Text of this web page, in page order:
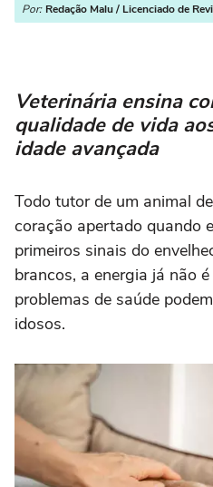
Por: Redação Malu / Licenciado de
Veterinária ensina
qualidade de vida
idade avançada
Todo tutor de um animal
coração apertado quando
primeiros sinais do
brancos, a energia já não
problemas de saúde
idosos.